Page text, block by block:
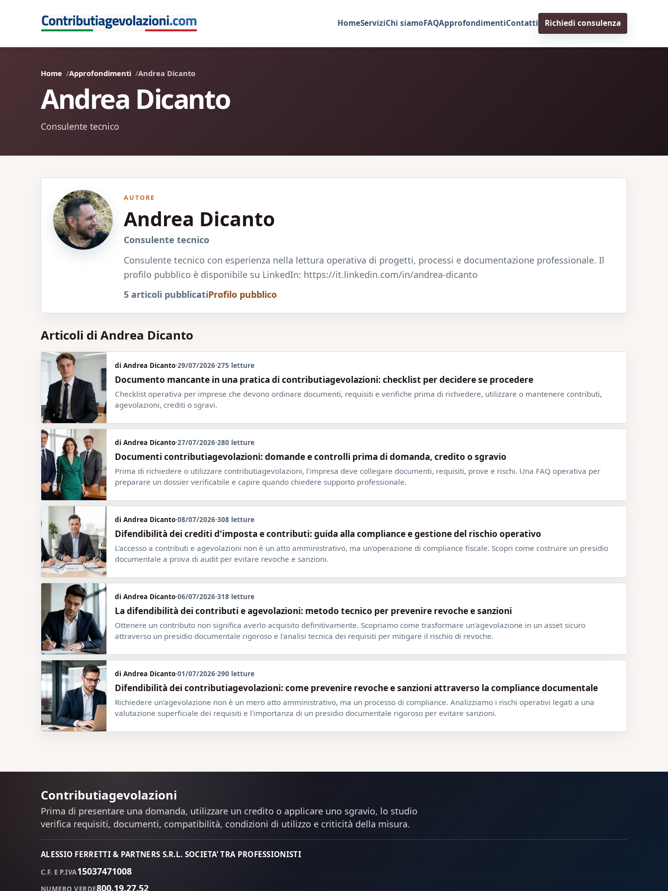
HomeServiziChi siamoFAQApprofondimentiContatti Richiedi consulenza
Home Approfondimenti Andrea Dicanto
Andrea Dicanto
Consulente tecnico
AUTORE
Andrea Dicanto
Consulente tecnico
Consulente tecnico con esperienza nella lettura operativa di progetti, processi e documentazione professionale. Il
profilo pubblico è disponibile su LinkedIn: https://it.linkedin.com/in/andrea-dicanto
5 articoli pubblicatiProfilo pubblico
Articoli di Andrea Dicanto
di Andrea Dicanto·29/07/2026·275 letture
Documento mancante in una pratica di contributiagevolazioni: checklist per decidere se procedere
Checklist operativa per imprese che devono ordinare documenti, requisiti e verifiche prima di richiedere, utilizzare o mantenere contributi,
agevolazioni, crediti o sgravi.
di Andrea Dicanto·27/07/2026·280 letture
Documenti contributiagevolazioni: domande e controlli prima di domanda, credito o sgravio
Prima di richiedere o utilizzare contributiagevolazioni, l'impresa deve collegare documenti, requisiti, prove e rischi. Una FAQ operativa per
preparare un dossier verificabile e capire quando chiedere supporto professionale.
di Andrea Dicanto·08/07/2026·308 letture
Difendibilità dei crediti d'imposta e contributi: guida alla compliance e gestione del rischio operativo
L'accesso a contributi e agevolazioni non è un atto amministrativo, ma un'operazione di compliance fiscale. Scopri come costruire un presidio
documentale a prova di audit per evitare revoche e sanzioni.
di Andrea Dicanto·06/07/2026·318 letture
La difendibilità dei contributi e agevolazioni: metodo tecnico per prevenire revoche e sanzioni
Ottenere un contributo non significa averlo acquisito definitivamente. Scopriamo come trasformare un'agevolazione in un asset sicuro
attraverso un presidio documentale rigoroso e l'analisi tecnica dei requisiti per mitigare il rischio di revoche.
di Andrea Dicanto·01/07/2026·290 letture
Difendibilità dei contributiagevolazioni: come prevenire revoche e sanzioni attraverso la compliance documentale
Richiedere un'agevolazione non è un mero atto amministrativo, ma un processo di compliance. Analizziamo i rischi operativi legati a una
valutazione superficiale dei requisiti e l'importanza di un presidio documentale rigoroso per evitare sanzioni.
Contributiagevolazioni
Prima di presentare una domanda, utilizzare un credito o applicare uno sgravio, lo studio
verifica requisiti, documenti, compatibilità, condizioni di utilizzo e criticità della misura.
ALESSIO FERRETTI & PARTNERS S.R.L. SOCIETA’ TRA PROFESSIONISTI
C.F. E P.IVA15037471008
NUMERO VERDE800.19.27.52